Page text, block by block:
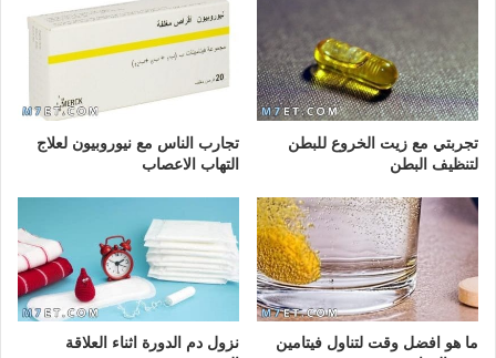
تجربتي مع زيت الخروع للبطن
لتنظيف البطن
تجارب الناس مع نيوروبيون لعلاج
التهاب الاعصاب
ما هو افضل وقت لتناول فيتامين
نزول دم الدورة اثناء العلاقة